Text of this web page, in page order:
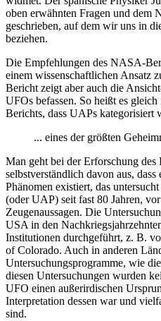
oben erwähnten Fragen und
geschrieben, auf dem wir uns in
beziehen.
Die Empfehlungen des NASA-
einem wissenschaftlichen Ansatz
Bericht zeigt aber auch die
UFOs befassen. So heißt es
Berichts, dass UAPs kategorisiert
... eines der größten
Man geht bei der Erforschung des
selbstverständlich davon aus,
Phänomen existiert, das
(oder UAP) seit fast 80 Jahren,
Zeugenaussagen. Die
USA in den
Institutionen durchgeführt, z. B.
of Colorado. Auch in anderen
Untersuchungsprogramme, wie
diesen Untersuchungen wurden
UFO einen außerirdischen
Interpretation dessen war und
sind.